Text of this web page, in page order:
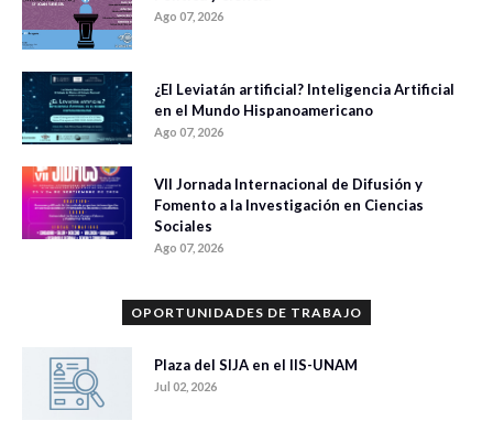
Ago 07, 2026
¿El Leviatán artificial? Inteligencia Artificial
en el Mundo Hispanoamericano
Ago 07, 2026
VII Jornada Internacional de Difusión y
Fomento a la Investigación en Ciencias
Sociales
Ago 07, 2026
OPORTUNIDADES DE TRABAJO
Plaza del SIJA en el IIS-UNAM
Jul 02, 2026